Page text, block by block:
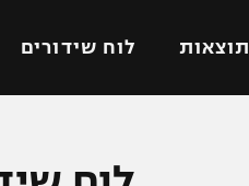
תוצאות לוח שידורים
כדורסל עולמי